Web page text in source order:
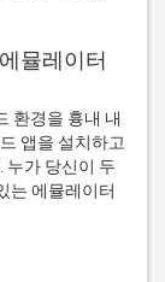
뮬레이터
환경을 흉내 내
앱을 설치하고
누가 당신이 두
는 에뮬레이터